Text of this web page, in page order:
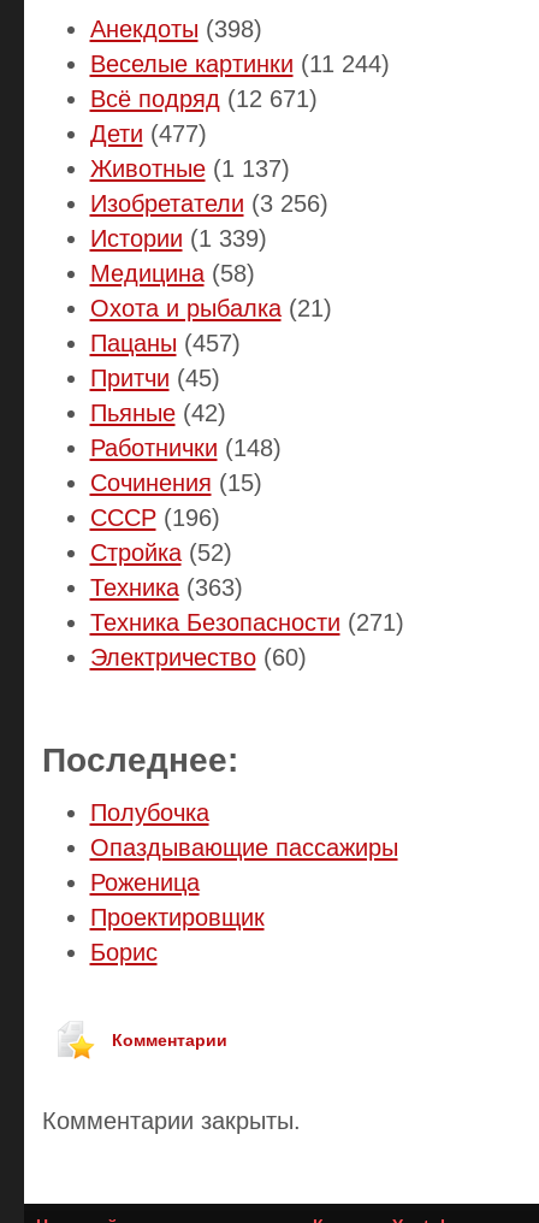
Анекдоты (398)
Веселые картинки (11 244)
Всё подряд (12 671)
Дети (477)
Животные(1 137)
Изобретатели (3 256)
Истории (1 339)
Медицина(58)
Охота и рыбалка(21)
Пацаны (457)
Притчи (45)
Пьяные(42)
Работнички (148)
Сочинения (15)
СССР(196)
Стройка(52)
Техника(363)
Техника Безопасности (271)
Электричество(60)
Последнее:
Полубочка
Опаздывающие пассажиры
Роженица
Проектировщик
Борис
Комментарии
Комментарии закрыты.